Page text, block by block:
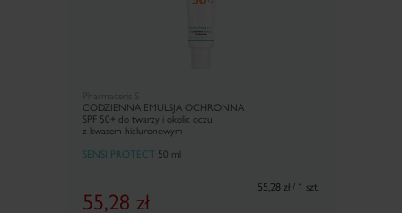
CODZIENNA EMULSJA OCHRONNA
SPF 50+ do twarzy i okolic oczu
z kwasem hialuronowym
SENSI PROTECT 50 ml
55,28 zł
55,28 zł / 1 szt.